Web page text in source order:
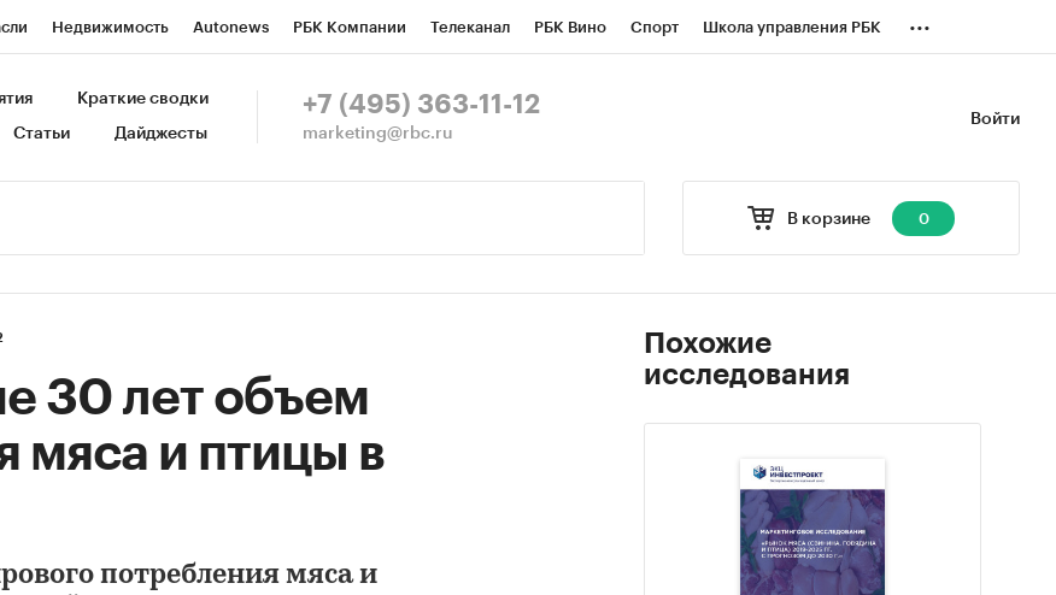
Недвижимость Autonews РБК Компании Телеканал РБК Вино Спорт Школа управления РБК
Спецпроекты СПб Конференции СПб Спецпроекты
...
Войти
Краткие сводки
Статьи Дайджесты
+7 (495) 363-11-12
marketing@rbc.ru
В корзине 0
30 лет объем
мяса и птицы в
потребления мяса и
Похожие
исследования